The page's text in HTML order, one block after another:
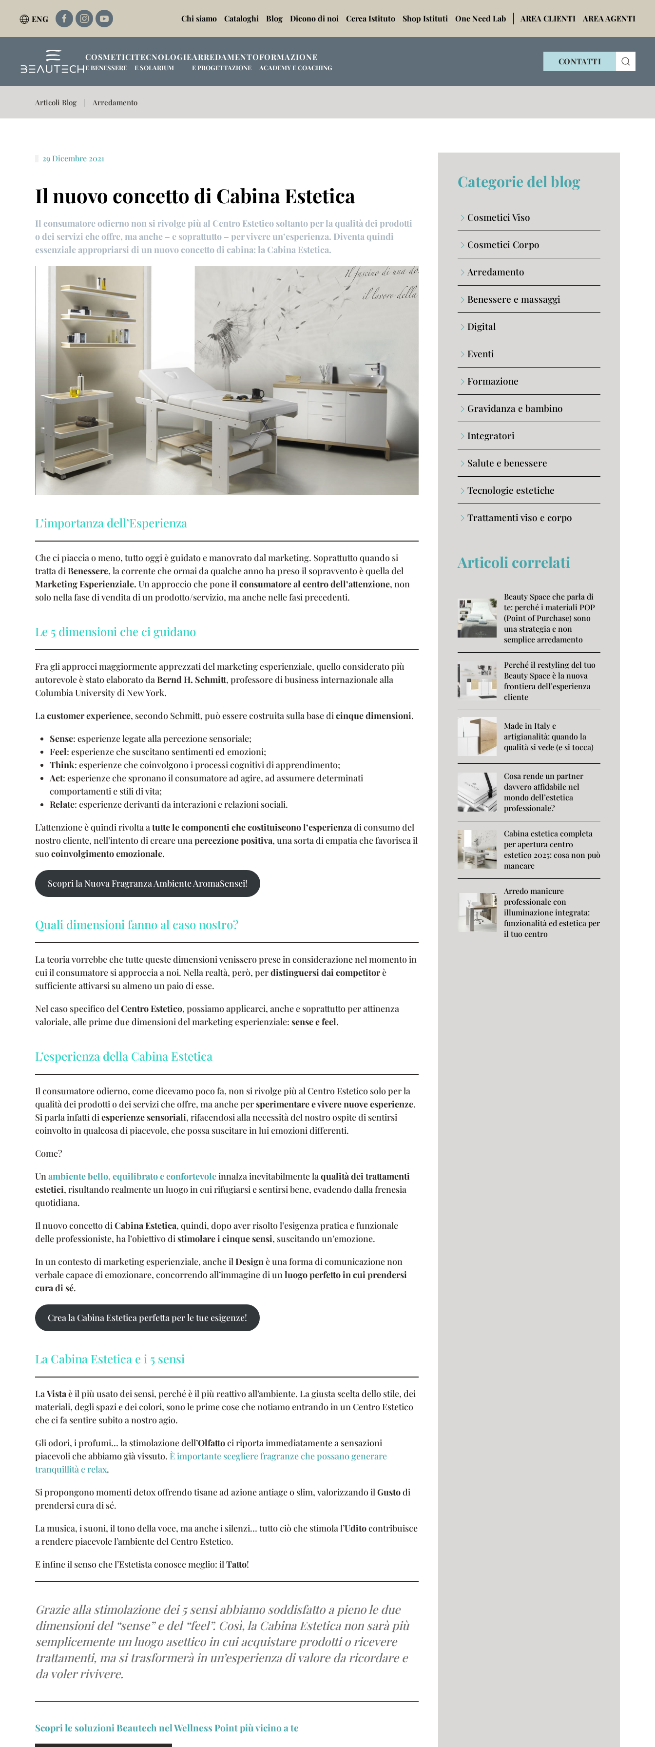
Passa al contenuto principale
ENG Chi siamo Cataloghi Blog Dicono di noi Cerca Istituto Shop Istituti One Need Lab AREA CLIENTI AREA AGENTI
COSMETICI
E BENESSERE
TECNOLOGIE
E SOLARIUM
ARREDAMENTO
E PROGETTAZIONE
FORMAZIONE
ACADEMY E COACHING
CONTATTI
Articoli Blog Arredamento
29 Dicembre 2021
Il nuovo concetto di Cabina Estetica
Il consumatore odierno non si rivolge più al Centro Estetico soltanto per la qualità dei prodotti
o dei servizi che offre, ma anche – e soprattutto – per vivere un’esperienza. Diventa quindi
essenziale appropriarsi di un nuovo concetto di cabina: la Cabina Estetica.
L’importanza dell’Esperienza
Che ci piaccia o meno, tutto oggi è guidato e manovrato dal marketing. Soprattutto quando si
tratta di Benessere, la corrente che ormai da qualche anno ha preso il sopravvento è quella del
Marketing Esperienziale. Un approccio che poneil consumatore al centro dell’attenzione, non
solo nella fase di vendita di un prodotto/servizio, ma anche nelle fasi precedenti.
Le 5 dimensioni che ci guidano
Fra gli approcci maggiormente apprezzati del marketing esperienziale, quello considerato più
autorevole è stato elaborato da Bernd H. Schmitt, professore di business internazionale alla
Columbia University di New York.
La customer experience, secondo Schmitt, può essere costruita sulla base di cinque dimensioni.
Sense: esperienze legate alla percezione sensoriale;
Feel: esperienze che suscitano sentimenti ed emozioni;
Think: esperienze che coinvolgono i processi cognitivi di apprendimento;
Act: esperienze che spronano il consumatore ad agire, ad assumere determinati
comportamenti e stili di vita;
Relate: esperienze derivanti da interazioni e relazioni sociali.
L’attenzione è quindi rivolta a tutte le componenti che costituiscono l’esperienza di consumo del
nostro cliente, nell’intento di creare una percezione positiva, una sorta di empatia che favorisca il
suocoinvolgimento emozionale.
Scopri la Nuova Fragranza Ambiente AromaSensei!
Quali dimensioni fanno al caso nostro?
La teoria vorrebbe che tutte queste dimensioni venissero prese in considerazione nel momento in
cui il consumatore si approccia a noi. Nella realtà, però, perdistinguersi dai competitorè
sufficiente attivarsi su almeno un paio di esse.
Nel caso specifico del Centro Estetico, possiamo applicarci, anche e soprattutto per attinenza
valoriale, alle prime due dimensioni del marketing esperienziale: sense e feel.
L’esperienza della Cabina Estetica
Il consumatore odierno, come dicevamo poco fa, non si rivolge più al Centro Estetico solo per la
qualità dei prodotti o dei servizi che offre, ma anche persperimentare e vivere nuove esperienze.
Si parla infatti di esperienze sensoriali, rifacendosi alla necessità del nostro ospite di sentirsi
coinvolto in qualcosa di piacevole, che possa suscitare in lui emozioni differenti.
Come?
Un ambiente bello, equilibrato e confortevoleinnalza inevitabilmente la qualità dei trattamenti
estetici, risultando realmente un luogo in cui rifugiarsi e sentirsi bene, evadendo dalla frenesia
quotidiana.
Il nuovo concetto di Cabina Estetica, quindi, dopo aver risolto l’esigenza pratica e funzionale
delle professioniste, ha l’obiettivo di stimolare i cinque sensi, suscitando un’emozione.
In un contesto di marketing esperienziale, anche il Design è una forma di comunicazione non
verbale capace di emozionare, concorrendo all’immagine di un luogo perfetto in cui prendersi
cura di sé.
Crea la Cabina Estetica perfetta per le tue esigenze!
La Cabina Estetica e i 5 sensi
La Vista è il più usato dei sensi, perché è il più reattivo all’ambiente. La giusta scelta dello stile, dei
materiali, degli spazi e dei colori, sono le prime cose che notiamo entrando in un Centro Estetico
che ci fa sentire subito a nostro agio.
Gli odori, i profumi… la stimolazione dell’Olfattoci riporta immediatamente a sensazioni
piacevoli che abbiamo già vissuto. È importante scegliere fragranze che possano generare
tranquillità e relax.
Si propongono momenti detox offrendo tisane ad azione antiage o slim, valorizzando il Gustodi
prendersi cura di sé.
La musica, i suoni, il tono della voce, ma anche i silenzi… tutto ciò che stimola l’Uditocontribuisce
a rendere piacevole l’ambiente del Centro Estetico.
E infine il senso che l’Estetista conosce meglio: il Tatto!
Grazie alla stimolazione dei 5 sensi abbiamo soddisfatto a pieno le due
dimensioni del “sense” e del “feel”. Così, la Cabina Estetica non sarà più
semplicemente un luogo asettico in cui acquistare prodotti o ricevere
trattamenti, ma si trasformerà in un’esperienza di valore da ricordare e
da voler rivivere.
Scopri le soluzioni Beautech nel Wellness Point più vicino a te
Categorie del blog
Cosmetici Viso
Cosmetici Corpo
Arredamento
Benessere e massaggi
Digital
Eventi
Formazione
Gravidanza e bambino
Integratori
Salute e benessere
Tecnologie estetiche
Trattamenti viso e corpo
Articoli correlati
Beauty Space che parla di
te: perché i materiali POP
(Point of Purchase) sono
una strategia e non
semplice arredamento
Perché il restyling del tuo
Beauty Space è la nuova
frontiera dell’esperienza
cliente
Made in Italy e
artigianalità: quando la
qualità si vede (e si tocca)
Cosa rende un partner
davvero affidabile nel
mondo dell’estetica
professionale?
Cabina estetica completa
per apertura centro
estetico 2025: cosa non può
mancare
Arredo manicure
professionale con
illuminazione integrata:
funzionalità ed estetica per
il tuo centro